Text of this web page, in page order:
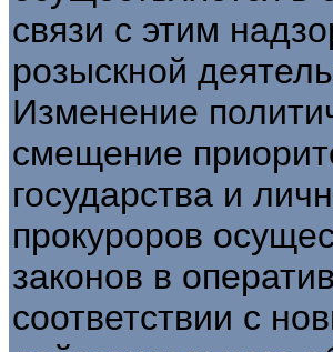
связи с этим
розыскной
Изменение
смещение
государства и
прокуроров
законов в
соответствии с